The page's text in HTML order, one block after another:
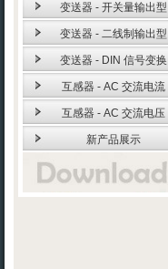
变送器 - 开关量输出型
变送器 - 二线制输出型
变送器 - DIN 信号变换
互感器 - AC 交流电流
互感器 - AC 交流电压
新产品展示